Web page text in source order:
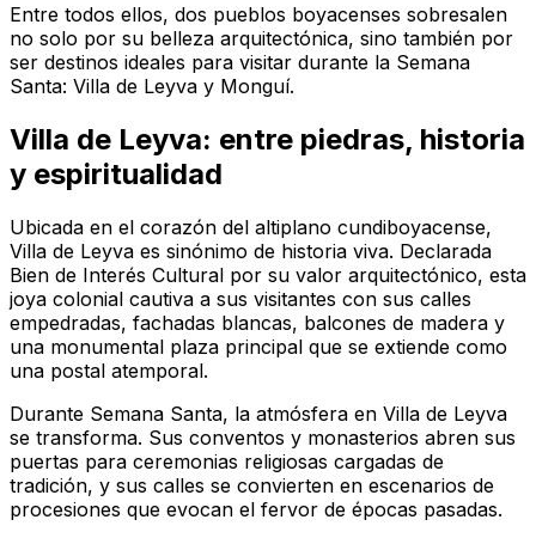
Entre todos ellos, dos pueblos boyacenses sobresalen
no solo por su belleza arquitectónica, sino también por
ser destinos ideales para visitar durante la Semana
Santa: Villa de Leyva y Monguí.
Villa de Leyva: entre piedras, historia
y espiritualidad
Ubicada en el corazón del altiplano cundiboyacense,
Villa de Leyva es sinónimo de historia viva. Declarada
Bien de Interés Cultural por su valor arquitectónico, esta
joya colonial cautiva a sus visitantes con sus calles
empedradas, fachadas blancas, balcones de madera y
una monumental plaza principal que se extiende como
una postal atemporal.
Durante Semana Santa, la atmósfera en Villa de Leyva
se transforma. Sus conventos y monasterios abren sus
puertas para ceremonias religiosas cargadas de
tradición, y sus calles se convierten en escenarios de
procesiones que evocan el fervor de épocas pasadas.